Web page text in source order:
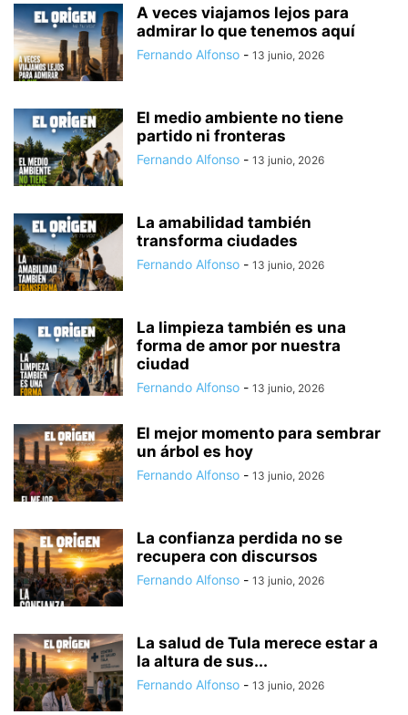
A veces viajamos lejos para
admirar lo que tenemos aquí
Fernando Alfonso - 13 junio, 2026
El medio ambiente no tiene
partido ni fronteras
Fernando Alfonso - 13 junio, 2026
La amabilidad también
transforma ciudades
Fernando Alfonso - 13 junio, 2026
La limpieza también es una
forma de amor por nuestra
ciudad
Fernando Alfonso - 13 junio, 2026
El mejor momento para sembrar
un árbol es hoy
Fernando Alfonso - 13 junio, 2026
La confianza perdida no se
recupera con discursos
Fernando Alfonso - 13 junio, 2026
La salud de Tula merece estar a
la altura de sus...
Fernando Alfonso - 13 junio, 2026